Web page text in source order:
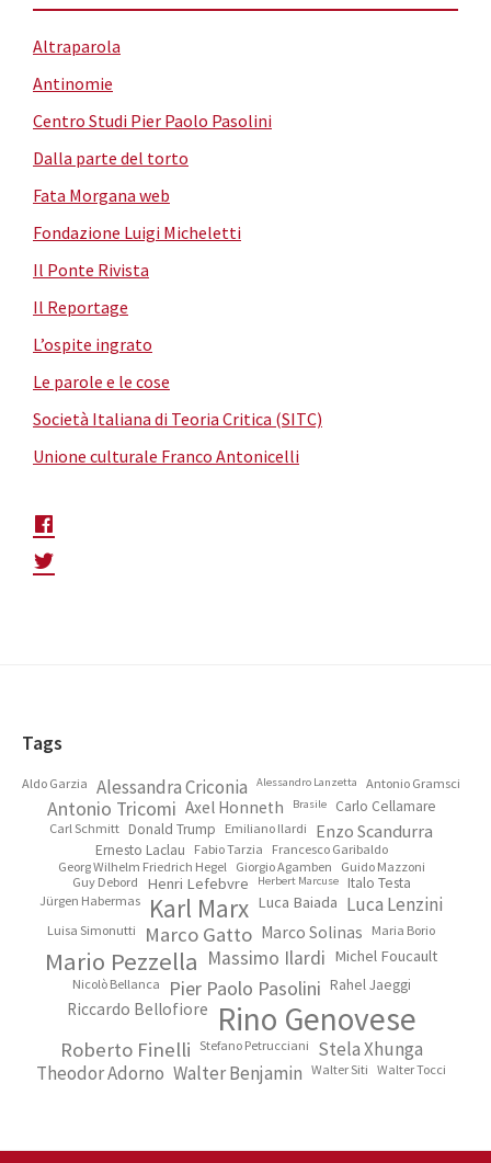
Altraparola
Antinomie
Centro Studi Pier Paolo Pasolini
Dalla parte del torto
Fata Morgana web
Fondazione Luigi Micheletti
Il Ponte Rivista
Il Reportage
L’ospite ingrato
Le parole e le cose
Società Italiana di Teoria Critica (SITC)
Unione culturale Franco Antonicelli
Footer
Tags
Aldo Garzia Alessandra Criconia Alessandro Lanzetta Antonio Gramsci
Antonio Tricomi Axel Honneth Brasile Carlo Cellamare
Carl Schmitt Donald Trump Emiliano Ilardi Enzo Scandurra
Ernesto Laclau Fabio Tarzia
Francesco Garibaldo
Georg Wilhelm Friedrich Hegel
Giorgio Agamben
Guido Mazzoni
Guy Debord
Henri Lefebvre Herbert Marcuse Italo Testa
Jürgen Habermas Karl Marx Luca Baiada Luca Lenzini
Luisa Simonutti Marco Gatto Marco Solinas Maria Borio
Mario Pezzella Massimo Ilardi Michel Foucault
Nicolò Bellanca Pier Paolo Pasolini Rahel Jaeggi
Riccardo Bellofiore Rino Genovese
Roberto Finelli Stefano Petrucciani
Stela Xhunga
Theodor Adorno Walter Benjamin Walter Siti Walter Tocci